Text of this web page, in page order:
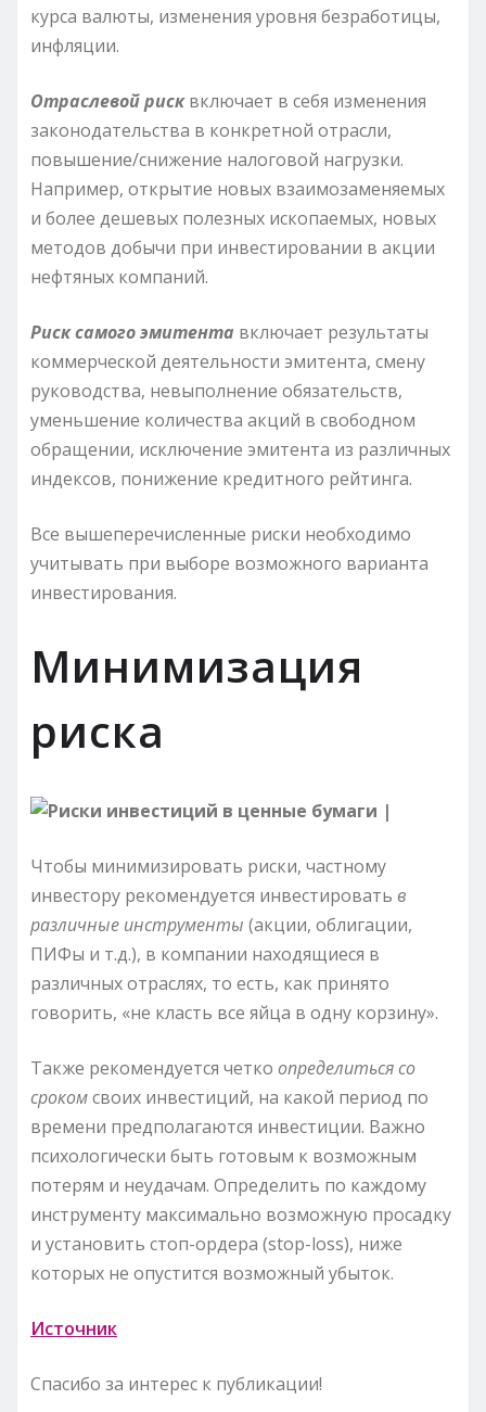
курса валюты, изменения уровня безработицы,
инфляции.
Отраслевой рисквключает в себя изменения
законодательства в конкретной отрасли,
повышение/снижение налоговой нагрузки.
Например, открытие новых взаимозаменяемых
и более дешевых полезных ископаемых, новых
методов добычи при инвестировании в акции
нефтяных компаний.
Риск самого эмитента включает результаты
коммерческой деятельности эмитента, смену
руководства, невыполнение обязательств,
уменьшение количества акций в свободном
обращении, исключение эмитента из различных
индексов, понижение кредитного рейтинга.
Все вышеперечисленные риски необходимо
учитывать при выборе возможного варианта
инвестирования.
Минимизация
риска
Чтобы минимизировать риски, частному
инвестору рекомендуется инвестировать в
различные инструменты (акции, облигации,
ПИФы и т.д.), в компании находящиеся в
различных отраслях, то есть, как принято
говорить, «не класть все яйца в одну корзину».
Также рекомендуется четко определиться со
срокомсвоих инвестиций, на какой период по
времени предполагаются инвестиции. Важно
психологически быть готовым к возможным
потерям и неудачам. Определить по каждому
инструменту максимально возможную просадку
и установить стоп-ордера (stop-loss), ниже
которых не опустится возможный убыток.
Источник
Спасибо за интерес к публикации!